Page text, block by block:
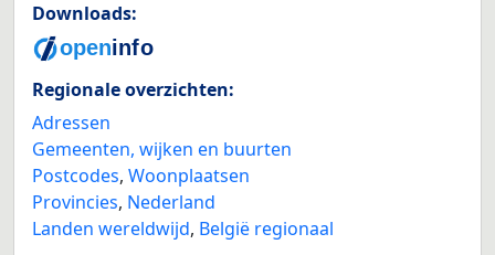
Downloads:
Regionale overzichten:
Adressen
Gemeenten, wijken en buurten
Postcodes, Woonplaatsen
Provincies, Nederland
Landen wereldwijd, België regionaal